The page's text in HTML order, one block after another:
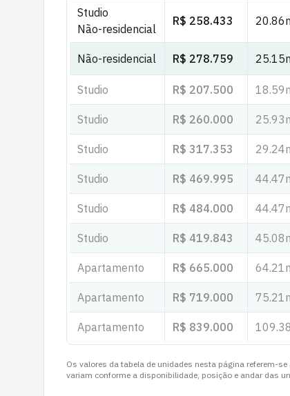
Studio
Não-residencial
R$ 258.433 20.86
Não-residencial R$ 278.759 25.15
Studio R$ 207.500 18.59
Studio R$ 260.000 25.93
Studio R$ 317.353 29.24
Studio R$ 469.995 44.47
Studio R$ 484.000 44.47
Studio R$ 419.843 45.08
Apartamento R$ 665.000 64.21
Apartamento R$ 719.000 75.21
Apartamento R$ 839.000 109.38
Os valores da tabela de unidades nesta página referem-
variam conforme a disponibilidade, posição e andar das